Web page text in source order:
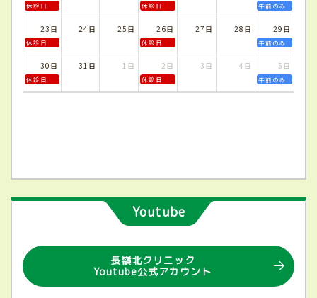
休診日 休診日 午前のみ
23日
休診日
24日 25日 26日
休診日
27日 28日 29日
午前のみ
30日
休診日
31日 1日 2日
休診日
3日 4日 5日
午前のみ
Youtube
長嶺北クリニック
Youtube公式アカウント